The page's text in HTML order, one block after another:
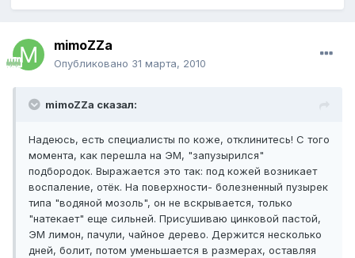
mimoZZa
Опубликовано 31 марта, 2010
mimoZZa сказал:
Надеюсь, есть специалисты по коже, отклинитесь! С того
момента, как перешла на ЭМ, "запузырился"
подбородок. Выражается это так: под кожей возникает
воспаление, отёк. На поверхности- болезненный пузырек
типа "водяной мозоль", он не вскрывается, только
"натекает" еще сильней. Присушиваю цинковой пастой,
ЭМ лимон, пачули, чайное дерево. Держится несколько
дней, болит, потом уменьшается в размерах, оставляя